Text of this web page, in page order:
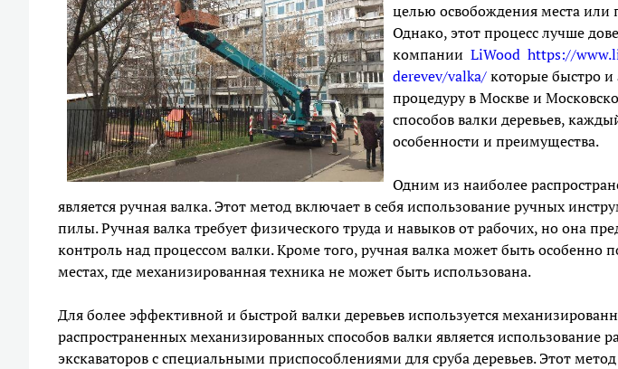
целью освобождения места или
Однако, этот процесс лучше
компании LiWood https://
derevev/valka/которые быстро и
процедуру в Москве и
способов валки деревьев,
особенности и преимущества.
Одним из наиболее
является ручная валка. Этот метод включает в себя использование ручных
пилы. Ручная валка требует физического труда и навыков от рабочих, но она
контроль над процессом валки. Кроме того, ручная валка может быть особенно
местах, где механизированная техника не может быть использована.
Для более эффективной и быстрой валки деревьев используется
распространенных механизированных способов валки является использование
экскаваторов с специальными приспособлениями для сруба деревьев. Этот